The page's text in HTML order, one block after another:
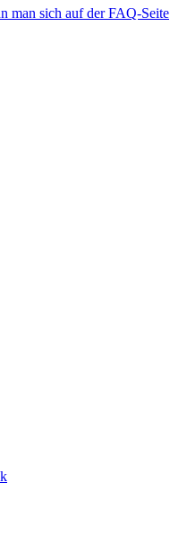
man sich auf der FAQ-Seite